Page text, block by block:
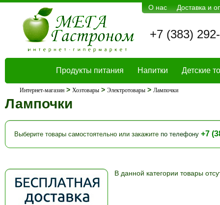
О нас Доставка и
+7 (383)
Продукты питания Напитки Детские
Интернет-магазин> Хозтовары> Электротовары> Лампочки
Лампочки
Выберите товары самостоятельно или закажите по телефону +7
В данной категории товары